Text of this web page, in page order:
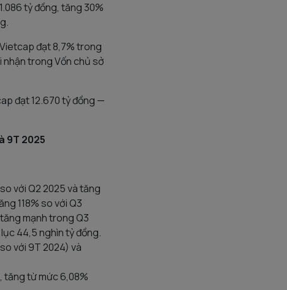
tỷ đồng, tăng 30%
đạt 8,7% trong
nhận trong Vốn chủ sở
đạt 12.670 tỷ đồng —
9T 2025
với Q2 2025 và tăng
118% so với Q3
mạnh trong Q3
44,5 nghìn tỷ đồng.
với 9T 2024) và
tăng từ mức 6,08%